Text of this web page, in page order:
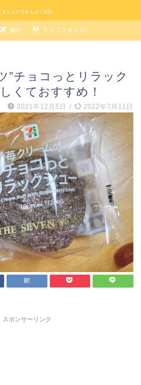
きんぶた◎まんぷく日記
旅行 ライフスタイル
”チョコっとリラック
くておすすめ！
2021年12月5日 / 2022年7月11日
スポンサーリンク